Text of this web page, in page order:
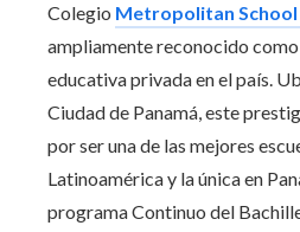
Colegio Metropolitan School
ampliamente reconocido
educativa privada en el país.
Ciudad de Panamá, este
por ser una de las mejores
Latinoamérica y la única en
programa Continuo del